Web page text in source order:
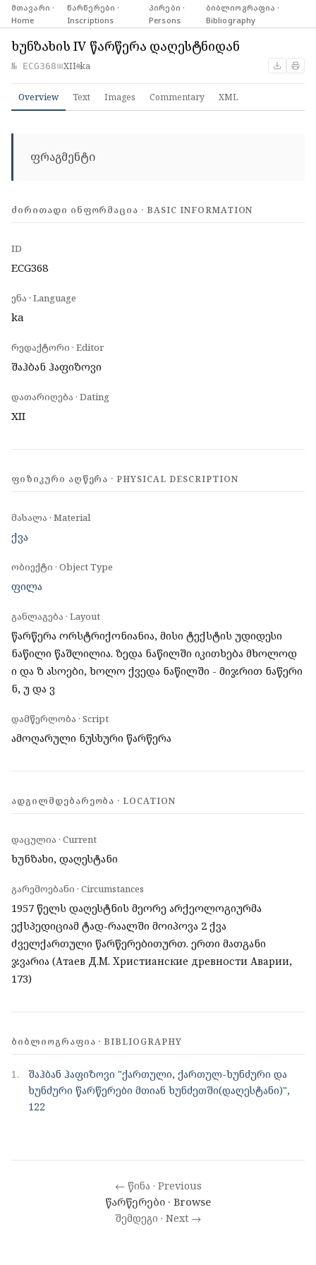
მთავარი ·
Home
·წარწერები ·
Inscriptions
·პირები ·
Persons
·ბიბლიოგრაფია ·
Bibliography
ხუნზახის IV წარწერა დაღესტნიდან
№ ECG368📅XII🌐ka
Overview Text Images Commentary XML
ფრაგმენტი
ᲫᲘᲠᲘᲗᲐᲓᲘ ᲘᲜᲤᲝᲠᲛᲐᲪᲘᲐ · BASIC INFORMATION
ID
ECG368
ენა · Language
ka
რედაქტორი · Editor
შაჰბან ჰაფიზოვი
დათარიღება · Dating
XII
ᲤᲘᲖᲘᲙᲣᲠᲘ ᲐᲦᲬᲔᲠᲐ · PHYSICAL DESCRIPTION
მასალა · Material
ქვა
ობიექტი · Object Type
ფილა
განლაგება · Layout
წარწერა ორსტრიქონიანია, მისი ტექსტის უდიდესი
ნაწილი წაშლილია. ზედა ნაწილში იკითხება მხოლოდ
ი და ზ ასოები, ხოლო ქვედა ნაწილში - მიჯრით ნაწერი
ნ, უ და ვ
დამწერლობა · Script
ამოღარული ნუსხური წარწერა
ᲐᲓᲒᲘᲚᲛᲓᲔᲑᲐᲠᲔᲝᲑᲐ · LOCATION
დაცულია · Current
ხუნზახი, დაღესტანი
გარემოებანი · Circumstances
1957 წელს დაღესტნის მეორე არქეოლოგიურმა
ექსპედიციამ ტად-რაალში მოიპოვა 2 ქვა
ძველქართული წარწერებითურთ. ერთი მათგანი
ჯვარია (Атаев Д.М. Христианские древности Аварии,
173)
ᲑᲘᲑᲚᲘᲝᲒᲠᲐᲤᲘᲐ · BIBLIOGRAPHY
1.
შაჰბან ჰაფიზოვი "ქართული, ქართულ-ხუნძური და
ხუნძური წარწერები მთიან ხუნძეთში(დაღესტანი)",
122
← წინა · Previous
წარწერები · Browse
შემდეგი · Next →